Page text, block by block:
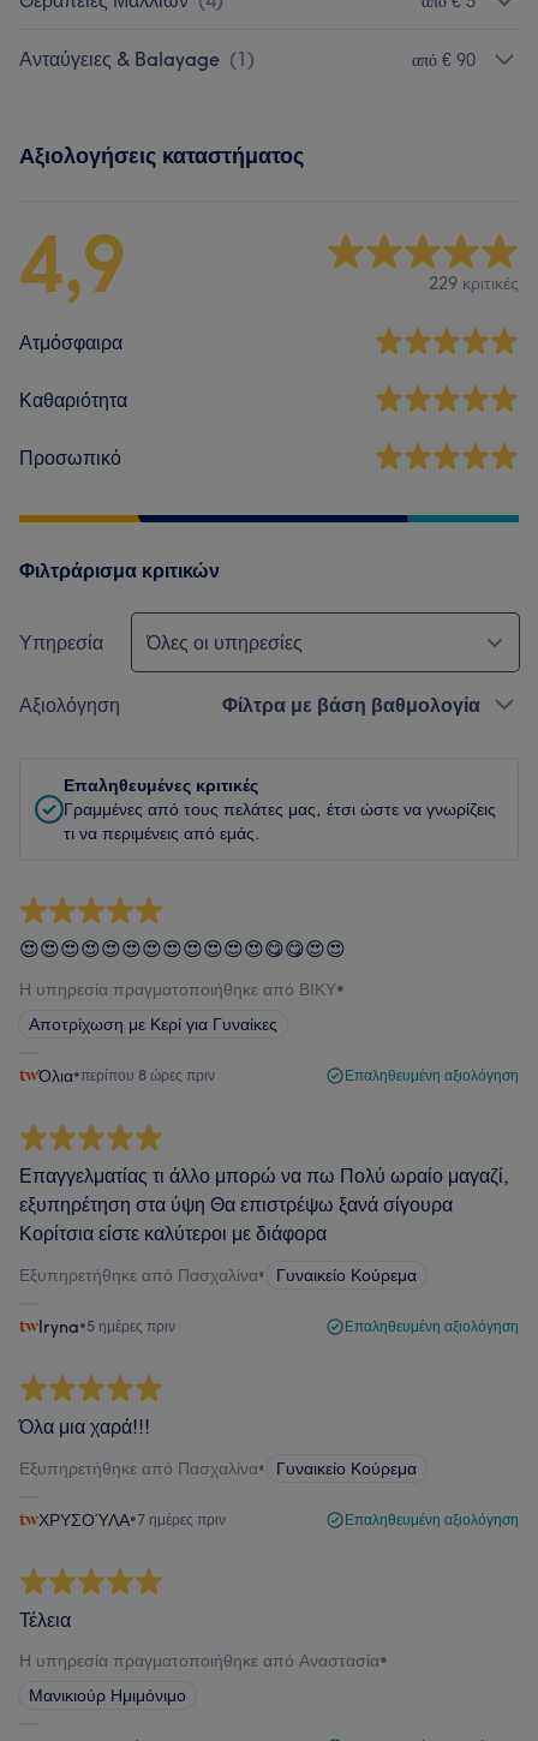
Ανταύγειες & Balayage (1) από € 90
Αξιολογήσεις καταστήματος
4,9 229 κριτικές
Ατμόσφαιρα
Καθαριότητα
Προσωπικό
Φιλτράρισμα κριτικών
Υπηρεσία Όλες οι υπηρεσίες
Αξιολόγηση Φίλτρα με βάση βαθμολογία
Επαληθευμένες κριτικές
Γραμμένες από τους πελάτες μας, έτσι ώστε να γνωρίζεις
τι να περιμένεις από εμάς.
😍😍😍😍😍😍😍😍😍😍😍😍😋😋😍😍
Η υπηρεσία πραγματοποιήθηκε από ΒΙΚΥ•
Αποτρίχωση με Κερί για Γυναίκες
Όλια•περίπου 8 ώρες πριν Επαληθευμένη αξιολόγηση
Επαγγελματίας τι άλλο μπορώ να πω Πολύ ωραίο μαγαζί,
εξυπηρέτηση στα ύψη Θα επιστρέψω ξανά σίγουρα
Κορίτσια είστε καλύτεροι με διάφορα
Εξυπηρετήθηκε από Πασχαλίνα• Γυναικείο Κούρεμα
Iryna•5 ημέρες πριν Επαληθευμένη αξιολόγηση
Όλα μια χαρά!!!
Εξυπηρετήθηκε από Πασχαλίνα• Γυναικείο Κούρεμα
ΧΡΥΣΟΎΛΑ•7 ημέρες πριν Επαληθευμένη αξιολόγηση
Τέλεια
Η υπηρεσία πραγματοποιήθηκε από Αναστασία•
Μανικιούρ Ημιμόνιμο